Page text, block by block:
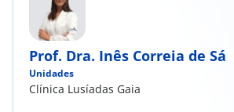
Prof. Dra. Inês Correia de Sá
Unidades
Clínica Lusíadas Gaia